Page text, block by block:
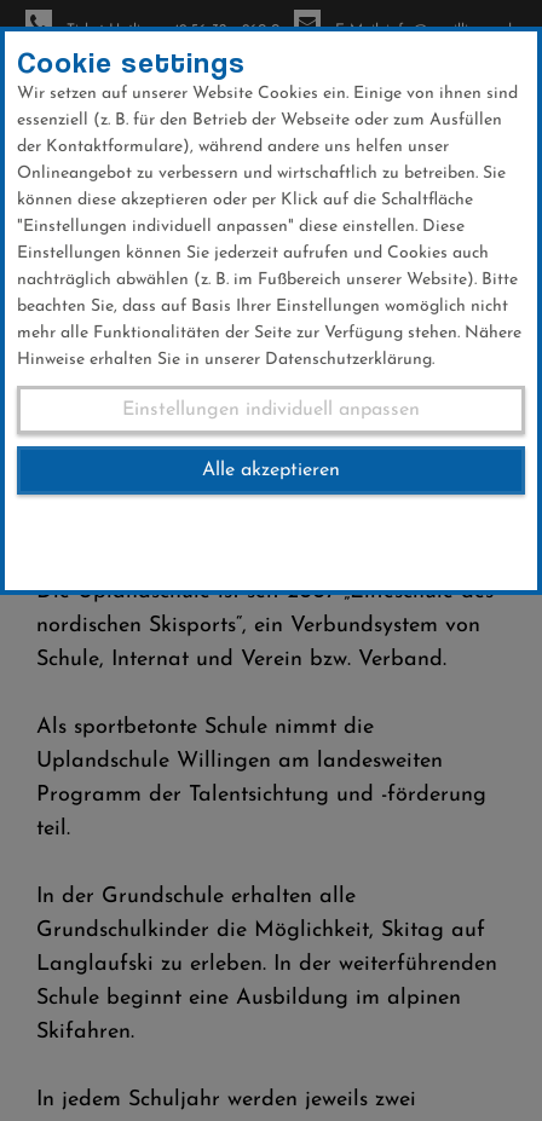
Direkt
zum
Inhalt
Ticket-Hotline: +49 56 32 - 960-0 E-Mail: info@sc-willingen.de
Ski-Club
Eliteschule des Sports
Uplandschule – Eliteschule des
Die Uplandschule ist seit 2007 „Eliteschule des
nordischen Skisports“, ein Verbundsystem von
Schule, Internat und Verein bzw. Verband.
Als sportbetonte Schule nimmt die
Uplandschule Willingen am landesweiten
Programm der Talentsichtung und -förderung
teil.
In der Grundschule erhalten alle
Grundschulkinder die Möglichkeit, Skitag auf
Langlaufski zu erleben. In der weiterführenden
Schule beginnt eine Ausbildung im alpinen
Skifahren.
In jedem Schuljahr werden jeweils zwei
Cookie settings
Wir setzen auf unserer Website Cookies ein. Einige von ihnen sind
essenziell (z. B. für den Betrieb der Webseite oder zum Ausfüllen
der Kontaktformulare), während andere uns helfen unser
Onlineangebot zu verbessern und wirtschaftlich zu betreiben. Sie
können diese akzeptieren oder per Klick auf die Schaltfläche
"Einstellungen individuell anpassen" diese einstellen. Diese
Einstellungen können Sie jederzeit aufrufen und Cookies auch
nachträglich abwählen (z. B. im Fußbereich unserer Website). Bitte
beachten Sie, dass auf Basis Ihrer Einstellungen womöglich nicht
mehr alle Funktionalitäten der Seite zur Verfügung stehen. Nähere
Hinweise erhalten Sie in unserer Datenschutzerklärung.
Einstellungen individuell anpassen
Alle akzeptieren